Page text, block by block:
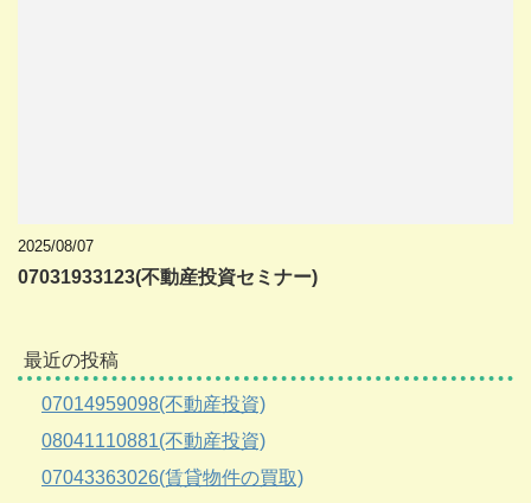
2025/08/07
07031933123(不動産投資セミナー)
最近の投稿
07014959098(不動産投資)
08041110881(不動産投資)
07043363026(賃貸物件の買取)